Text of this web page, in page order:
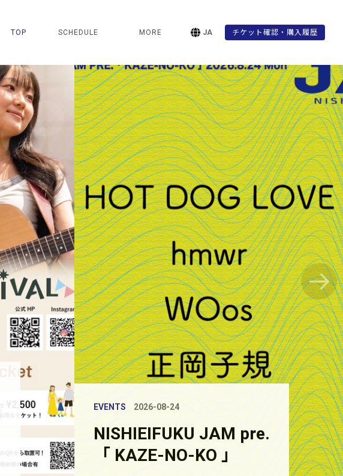
TOP SCHEDULE MORE JA チケット確認・購入履歴
EVENTS 2026-08-24
NISHIEIFUKU JAM pre.
「 KAZE-NO-KO 」